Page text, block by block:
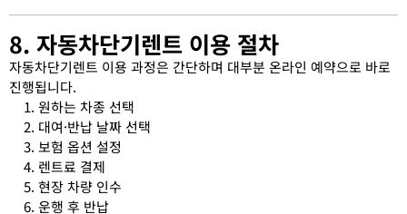
8. 자동차단기렌트 이용 절차
자동차단기렌트 이용 과정은 간단하며 대부분 온라인 예약으로 바로
진행됩니다.
원하는 차종 선택
대여·반납 날짜 선택
보험 옵션 설정
렌트료 결제
현장 차량 인수
운행 후 반납